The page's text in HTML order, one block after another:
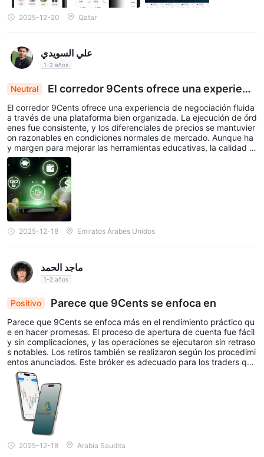
2025-12-20 Qatar
علي السويدي
1-2 años
Neutral
El corredor 9Cents ofrece una experienc
ia
El corredor 9Cents ofrece una experiencia de negociación fluida
a través de una plataforma bien organizada. La ejecución de órd
enes fue consistente, y los diferenciales de precios se mantuvier
on razonables en condiciones normales de mercado. Aunque ha
y margen para mejorar las herramientas educativas, la calidad g
eneral del servicio ha sido confiable hasta ahora.
2025-12-18 Emiratos Árabes Unidos
ماجد الحمد
1-2 años
Positivo Parece que 9Cents se enfoca en
Parece que 9Cents se enfoca más en el rendimiento práctico qu
e en hacer promesas. El proceso de apertura de cuenta fue fácil
y sin complicaciones, y las operaciones se ejecutaron sin retraso
s notables. Los retiros también se realizaron según los procedimi
entos anunciados. Este bróker es adecuado para los traders que
prefieren la simplicidad y la claridad.
2025-12-18 Arabia Saudita